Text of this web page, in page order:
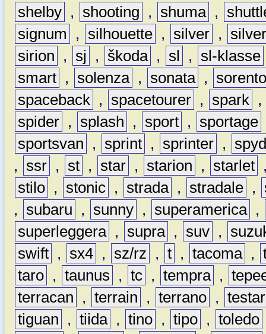
shelby , shooting , shuma ,
signum
, silhouette , silver ,
sirion
, sj , škoda , sl , sl-klasse
smart , solenza , sonata ,
spaceback , spacetourer , spark ,
spider , splash , sport , sportage
sportsvan
, sprint , sprinter ,
,
ssr , st , star , starion , starlet
stilo , stonic , strada , stradale ,
,
subaru , sunny , superamerica ,
superleggera , supra , suv ,
swift , sx4 , sz/rz , t , tacoma ,
taro , taunus , tc , tempra ,
terracan
, terrain , terrano ,
tiguan
, tiida , tino , tipo , toledo